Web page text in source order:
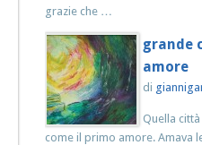
grazie che …
grande
amore
di
Quella città
come il primo amore. Amava